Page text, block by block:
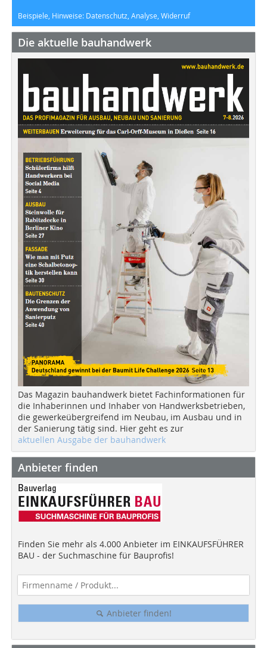
Beispiele, Hinweise: Datenschutz, Analyse, Widerruf
Die aktuelle bauhandwerk
Das Magazin bauhandwerk bietet Fachinformationen für
die Inhaberinnen und Inhaber von Handwerksbetrieben,
die gewerkeübergreifend im Neubau, im Ausbau und in
der Sanierung tätig sind. Hier geht es zur
aktuellen Ausgabe der bauhandwerk
Anbieter finden
Finden Sie mehr als 4.000 Anbieter im EINKAUFSFÜHRER
BAU - der Suchmaschine für Bauprofis!
Anbieter finden!